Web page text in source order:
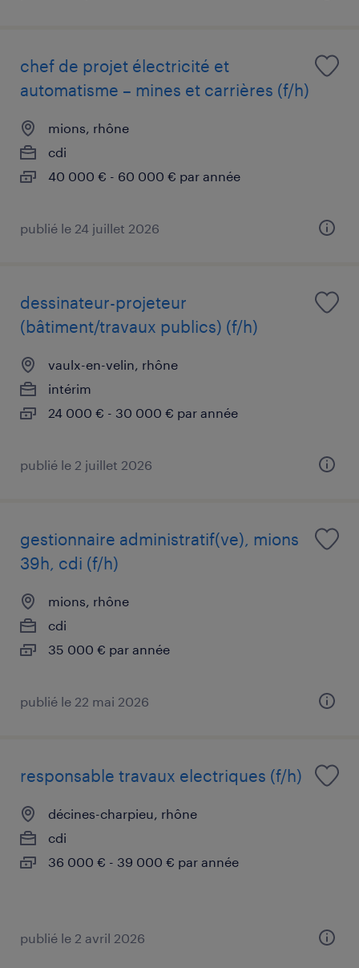
chef de projet électricité et
automatisme – mines et carrières (f/h)
mions, rhône
cdi
40 000 € - 60 000 € par année
publié le 24 juillet 2026
dessinateur-projeteur
(bâtiment/travaux publics) (f/h)
vaulx-en-velin, rhône
intérim
24 000 € - 30 000 € par année
publié le 2 juillet 2026
gestionnaire administratif(ve), mions
39h, cdi (f/h)
mions, rhône
cdi
35 000 € par année
publié le 22 mai 2026
responsable travaux electriques (f/h)
décines-charpieu, rhône
cdi
36 000 € - 39 000 € par année
publié le 2 avril 2026